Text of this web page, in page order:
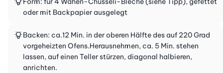
oder mit Backpapier ausgelegt
Backen: ca.12 Min. in der oberen Hälfte des auf 220 Grad
vorgeheizten Ofens.Herausnehmen, ca. 5 Min. stehen
lassen, auf einen Teller stürzen, diagonal halbieren,
anrichten.